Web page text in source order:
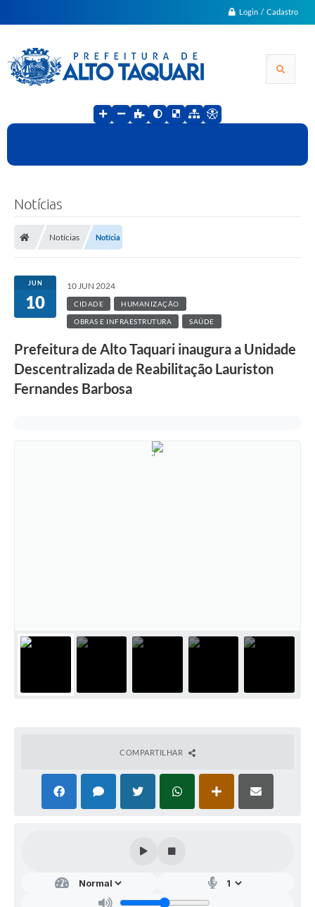
Login / Cadastro
Notícias
Notícias Notícia
JUN
10
10 JUN 2024
CIDADE HUMANIZAÇÃO
OBRAS E INFRAESTRUTURA SAÚDE
Prefeitura de Alto Taquari inaugura a Unidade
Descentralizada de Reabilitação Lauriston
Fernandes Barbosa
COMPARTILHAR